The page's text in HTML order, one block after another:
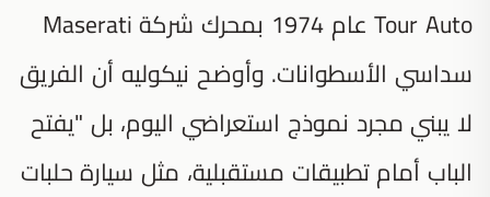
Tour Auto عام 1974 بمحرك شركة Maserati
سداسي الأسطوانات. وأوضح نيكوليه أن الفريق
لا يبني مجرد نموذج استعراضي اليوم، بل "يفتح
الباب أمام تطبيقات مستقبلية، مثل سيارة حلبات